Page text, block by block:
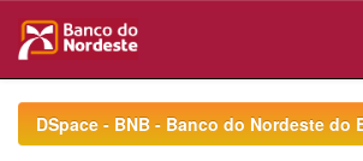
navigationDSpace - BNB - Banco do Nordeste do